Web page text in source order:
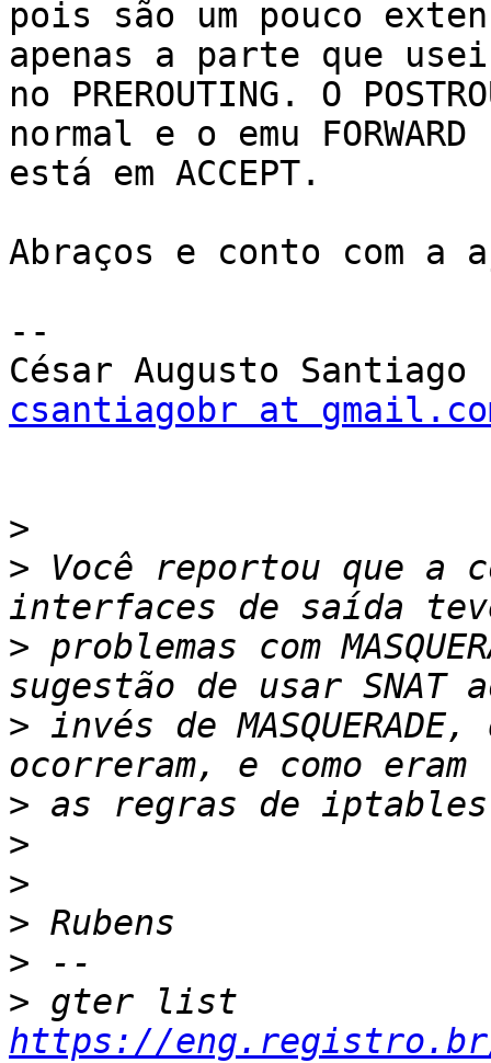
pois são um pouco
apenas a parte que usei
no PREROUTING. O
normal e o emu FORWARD
está em ACCEPT.
Abraços e conto com a
--
csantiagobr at
>
> Você reportou que a
> problemas com
> invés de
>
>
>
>
>
>
https://